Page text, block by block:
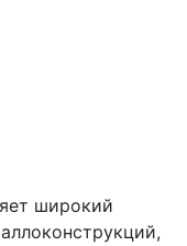
широкий